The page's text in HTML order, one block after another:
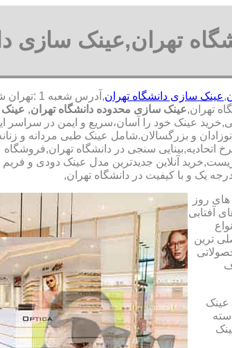
تهران,عینک سازی
,عینک سازی دانشگاه تهران
تهران,عینک سازی محدوده دانشگاه تهران,
عینک خود را آسان،سریع و ایمن در سراسر
و بزرگسالان.شامل عینک طبی مردانه و
سنجی در دانشگاه
آنلاین جدیدترین مدل عینک دودی و فریم
یک و با کیفیت در دانشگاه تهران,
روز
آفتابی
ترین
عینک